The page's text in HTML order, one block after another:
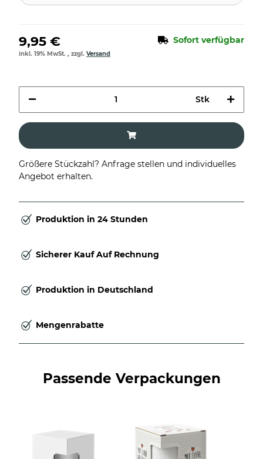
9,95 € Sofort verfügbar
inkl. 19% MwSt. , zzgl. Versand
Stk
Größere Stückzahl? Anfrage stellen und individuelles
Angebot erhalten.
Produktion in 24 Stunden
Sicherer Kauf Auf Rechnung
Produktion in Deutschland
Mengenrabatte
Passende Verpackungen